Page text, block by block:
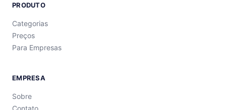
PRODUTO
Categorias
Preços
Para Empresas
EMPRESA
Sobre
Contato